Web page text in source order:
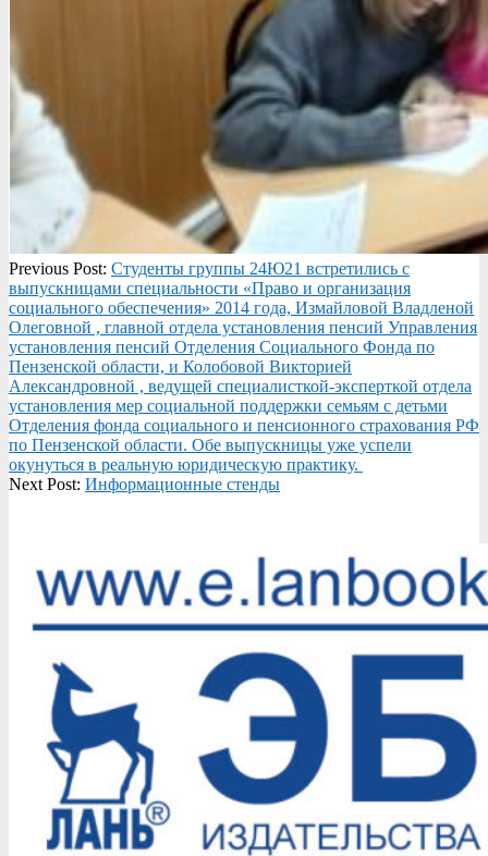
2025-
12-
10
Previous Post: Студенты группы 24Ю21 встретились с
выпускницами специальности «Право и организация
социального обеспечения» 2014 года, Измайловой Владленой
Олеговной , главной отдела установления пенсий Управления
установления пенсий Отделения Социального Фонда по
Пензенской области, и Колобовой Викторией
Александровной , ведущей специалисткой-эксперткой отдела
установления мер социальной поддержки семьям с детьми
Отделения фонда социального и пенсионного страхования РФ
по Пензенской области. Обе выпускницы уже успели
окунуться в реальную юридическую практику.
Next Post: Информационные стенды